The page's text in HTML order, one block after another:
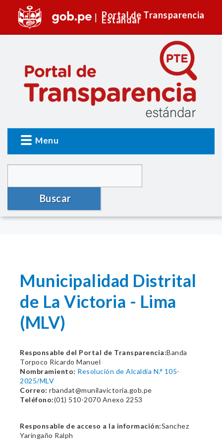
Portal de Transparencia
Estándar
Menu
Buscar
Municipalidad Distrital
de La Victoria - Lima
(MLV)
Responsable del Portal de Transparencia:Banda
Torpoco Ricardo Manuel
Nombramiento: Resolución de Alcaldía N.° 105-
2025/MLV
Correo: rbandat@munilavictoria.gob.pe
Teléfono:(01) 510-2070 Anexo 2253
Responsable de acceso a la información:Sanchez
Yaringaño Ralph